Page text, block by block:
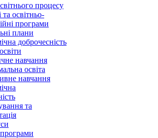
процесу
та освітньо-
програми
плани
доброчесність
навчання
освіта
навчання
та